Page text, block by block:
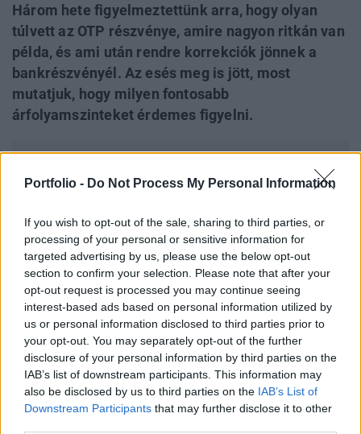
Portfolio - Do Not Process My Personal Information
If you wish to opt-out of the sale, sharing to third parties, or
processing of your personal or sensitive information for
targeted advertising by us, please use the below opt-out
section to confirm your selection. Please note that after your
opt-out request is processed you may continue seeing
interest-based ads based on personal information utilized by
us or personal information disclosed to third parties prior to
your opt-out. You may separately opt-out of the further
disclosure of your personal information by third parties on the
IAB’s list of downstream participants. This information may
also be disclosed by us to third parties on the IAB’s List of
Downstream Participants that may further disclose it to other
Három hete figyelmeztettünk arra, hogy olyan
túlvett az OTP részvénye, amire nagyon ritkán van
példa, és ami után rendre korrekciók jönnek a
bankrészvényél. Az esés meg is jött, most
mutatjuk, hogy milyen fontosabb
árfolyamszinteket érdemes figyelni.
Október 21-én jön a Portfolio Investment Day 2026,
befektetőket leginkább foglalkoztató kérdésekre.
Meddig tarthat az AI-rali, kik lehetnek a következő
évek nyertesei, mire számíthatunk a részvény-,
kötvény-, nyersanyag- és kriptopiacokon, és hogyan
érdemes portfóliót építeni egy gyorsan változó
világban? Jelentkezz most, és szerezz első kézből
befektetési ötleteket!
Információ és jelentkezés